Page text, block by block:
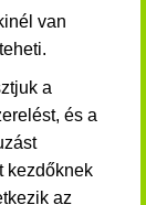
van
a
és a
kezdőknek
az